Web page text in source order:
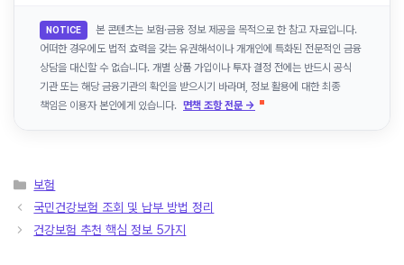
NOTICE
본 콘텐츠는 보험·금융 정보 제공을 목적으로 한 참고 자료입니다.
어떠한 경우에도 법적 효력을 갖는 유권해석이나 개개인에 특화된 전문적인 금융
상담을 대신할 수 없습니다. 개별 상품 가입이나 투자 결정 전에는 반드시 공식
기관 또는 해당 금융기관의 확인을 받으시기 바라며, 정보 활용에 대한 최종
책임은 이용자 본인에게 있습니다. 면책 조항 전문 →
카
테
리
보험
국민건강보험 조회 및 납부 방법 정리
건강보험 추천 핵심 정보 5가지